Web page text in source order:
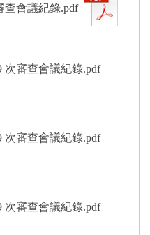
查會議紀錄.pdf
次審查會議紀錄.pdf
次審查會議紀錄.pdf
次審查會議紀錄.pdf